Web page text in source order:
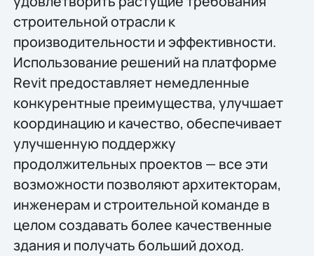
строительной отрасли к
производительности и эффективности.
Использование решений на платформе
Revit предоставляет немедленные
конкурентные преимущества, улучшает
координацию и качество, обеспечивает
улучшенную поддержку
продолжительных проектов — все эти
возможности позволяют архитекторам,
инженерам и строительной команде в
целом создавать более качественные
здания и получать больший доход.